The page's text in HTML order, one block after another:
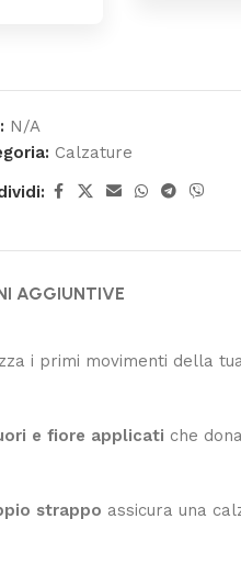
N/A
Calzature
AGGIUNTIVE
i primi movimenti della
e fiore applicati che
strappo assicura una